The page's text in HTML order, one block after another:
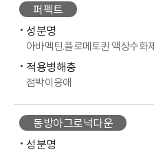
퍼펙트
성분명
아바멕틴.플로메토퀸 액상수화제
적용병해충
점박이응애
동방아그로넉다운
성분명